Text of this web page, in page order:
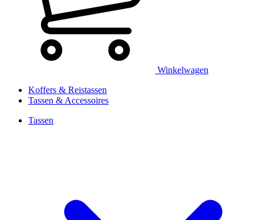
Winkelwagen
Koffers & Reistassen
Tassen & Accessoires
Tassen